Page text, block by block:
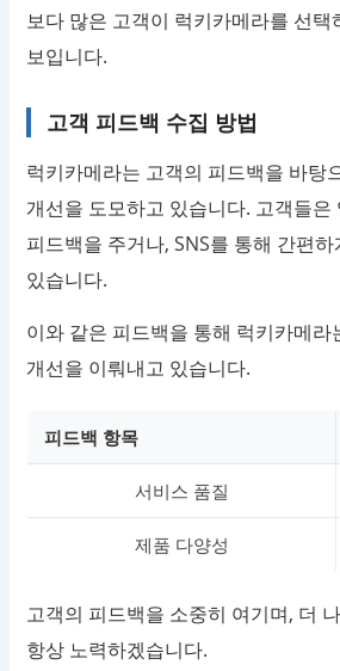
보다 많은 고객이 럭키카메라를 선택
보입니다.
고객 피드백 수집 방법
럭키카메라는 고객의 피드백을 바탕
개선을 도모하고 있습니다. 고객들은
피드백을 주거나, SNS를 통해 간편
있습니다.
이와 같은 피드백을 통해 럭키카메라
개선을 이뤄내고 있습니다.
피드백 항목
서비스 품질
제품 다양성
고객의 피드백을 소중히 여기며, 더
항상 노력하겠습니다.